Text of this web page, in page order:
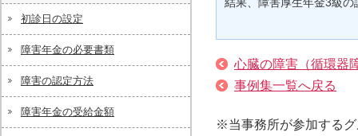
心臓の障害（循環器
事例集一覧へ戻る
※当事務所が参加する
初診日の設定
障害年金の必要書類
障害の認定方法
障害年金の受給金額